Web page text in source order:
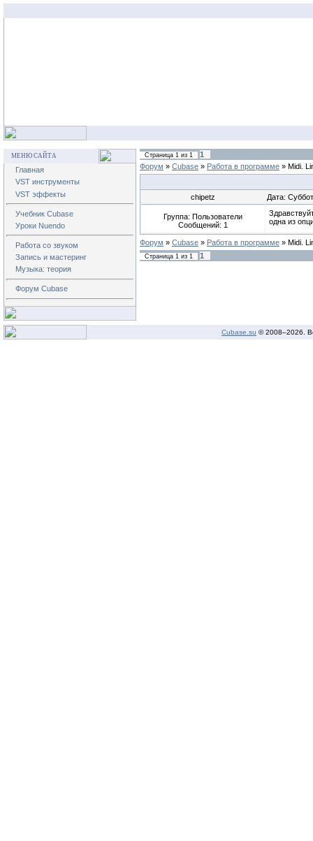
МЕНЮ САЙТА
Главная
VST инструменты
VST эффекты
Учебник Cubase
Уроки Nuendo
Работа со звуком
Запись и мастеринг
Музыка: теория
Форум Cubase
Страница 1 из 1
1
Форум » Cubase » Работа в программе » Midi.
chipetz Дата:
Группа: Пользователи
Сообщений: 1
одна из
Форум » Cubase » Работа в программе » Midi.
Страница 1 из 1 1
Cubase.su © 2008–2026.